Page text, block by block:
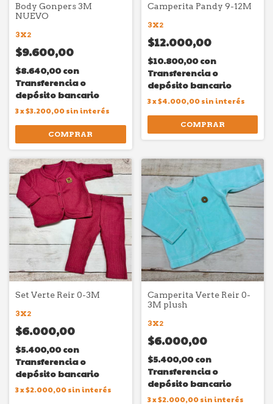
Body Gonpers 3M
NUEVO
3X2
$9.600,00
$8.640,00con
Transferencia o
depósito bancario
3x$3.200,00sin interés
COMPRAR
Camperita Pandy 9-12M
3X2
$12.000,00
$10.800,00con
Transferencia o
depósito bancario
3x$4.000,00 sin interés
COMPRAR
Set Verte Reir 0-3M
3X2
$6.000,00
$5.400,00con
Transferencia o
depósito bancario
3x$2.000,00sin interés
Camperita Verte Reir 0-
3M plush
3X2
$6.000,00
$5.400,00con
Transferencia o
depósito bancario
3x$2.000,00 sin interés